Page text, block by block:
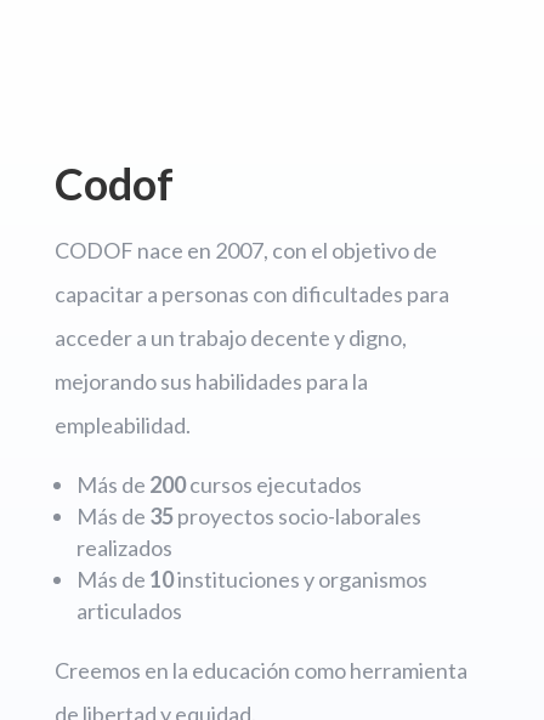
Codof
CODOF nace en 2007, con el objetivo de
capacitar a personas con dificultades para
acceder a un trabajo decente y digno,
mejorando sus habilidades para la
empleabilidad.
Más de 200cursos ejecutados
Más de 35proyectos socio-laborales
realizados
Más de 10instituciones y organismos
articulados
Creemos en la educación como herramienta
de libertad y equidad.